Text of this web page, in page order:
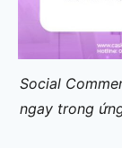
Social
ngay trong